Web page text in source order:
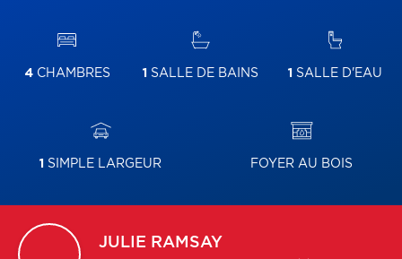
4CHAMBRES 1 SALLE DE BAINS 1 SALLE D'EAU
1 SIMPLE LARGEUR FOYER AU BOIS
JULIE RAMSAY